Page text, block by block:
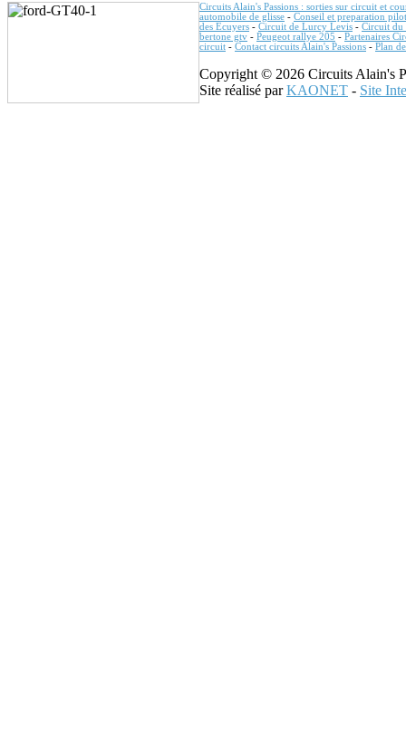
Circuits Alain's Passions : sorties sur circuit et
automobile de glisse - Conseil et preparation
des Ecuyers - Circuit de Lurcy Levis - Circuit du
bertone gtv - Peugeot rallye 205 - Partenaires
circuit - Contact circuits Alain's Passions - Plan
Copyright © 2026 Circuits Alain's
Site réalisé parKAONET - Site